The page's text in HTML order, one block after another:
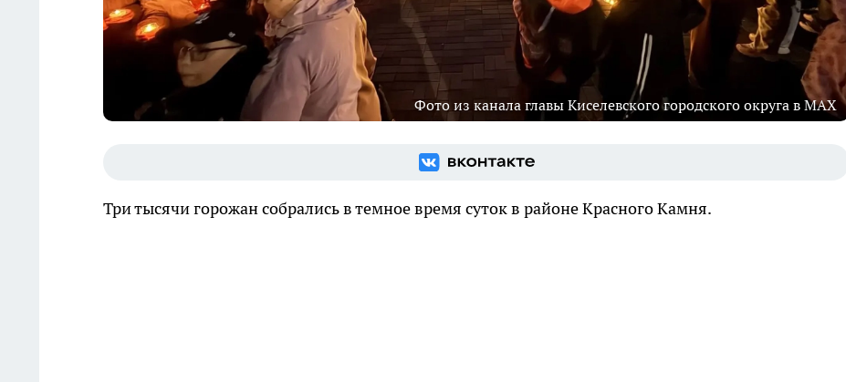
Фото из канала главы Киселевского городского округа в MAX
Три тысячи горожан собрались в темное время суток в районе Красного Камня.